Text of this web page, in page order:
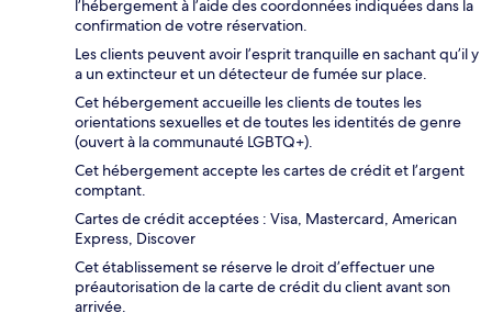
l’hébergement à l’aide des coordonnées indiquées dans la
confirmation de votre réservation.
Les clients peuvent avoir l’esprit tranquille en sachant qu’il y
a un extincteur et un détecteur de fumée sur place.
Cet hébergement accueille les clients de toutes les
orientations sexuelles et de toutes les identités de genre
(ouvert à la communauté LGBTQ+).
Cet hébergement accepte les cartes de crédit et l’argent
comptant.
Cartes de crédit acceptées : Visa, Mastercard, American
Express, Discover
Cet établissement se réserve le droit d’effectuer une
préautorisation de la carte de crédit du client avant son
arrivée.